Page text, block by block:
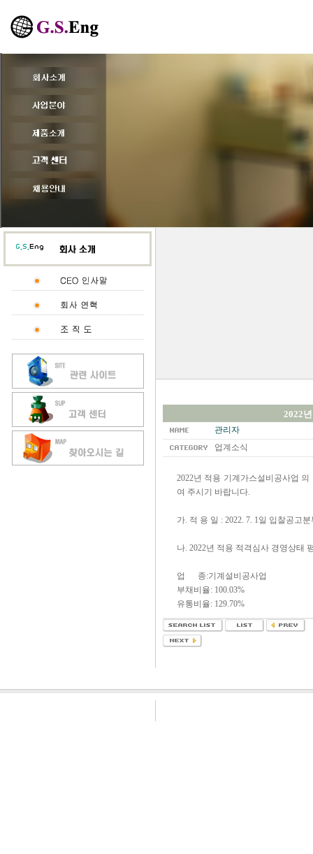
2022
관리자
업계소식
2022년 적용 기계가스설비공사업
여 주시기 바랍니다.
가. 적 용 일 : 2022. 7. 1일 입찰공고
나. 2022년 적용 적격심사 경영상태
업 종:기계설비공사업
부채비율: 100.03%
유통비율: 129.70%